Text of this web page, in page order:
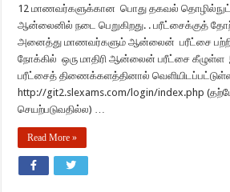
12 மாணவர்களுக்கான பொது தகவல்
ஆன்லைனில் நடை பெறுகிறது. . பரீட்சைக்குத்
அனைத்து மாணவர்களும் ஆன்லைன் பரீட்சை
நோக்கில் ஒரு மாதிரி ஆன்லைன் பரீட்சை
பரீட்சைத் திணைக்களத்தினால்
http://git2.slexams.com/login/index.php
செயற்படுவதில்ல) …
Read More »